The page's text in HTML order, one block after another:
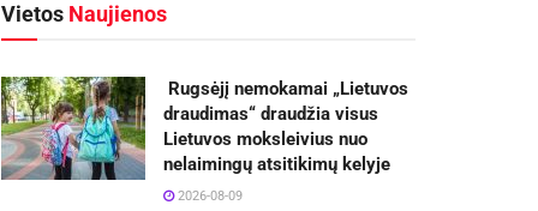
Vietos Naujienos
Rugsėjį nemokamai „Lietuvos
draudimas“ draudžia visus
Lietuvos moksleivius nuo
nelaimingų atsitikimų kelyje
2026-08-09